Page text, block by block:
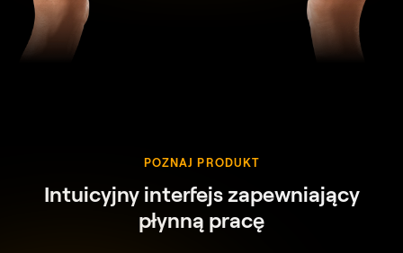
POZNAJ PRODUKT
Intuicyjny interfejs zapewniający
płynną pracę